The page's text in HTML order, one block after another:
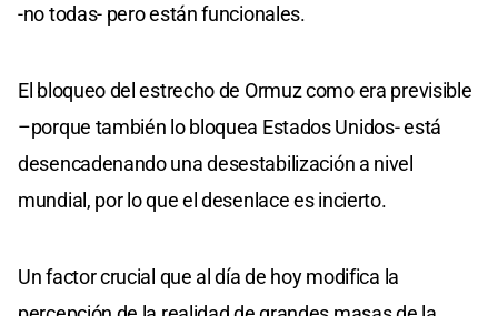
-no todas- pero están funcionales.
El bloqueo del estrecho de Ormuz como era previsible
–porque también lo bloquea Estados Unidos- está
desencadenando una desestabilización a nivel
mundial, por lo que el desenlace es incierto.
Un factor crucial que al día de hoy modifica la